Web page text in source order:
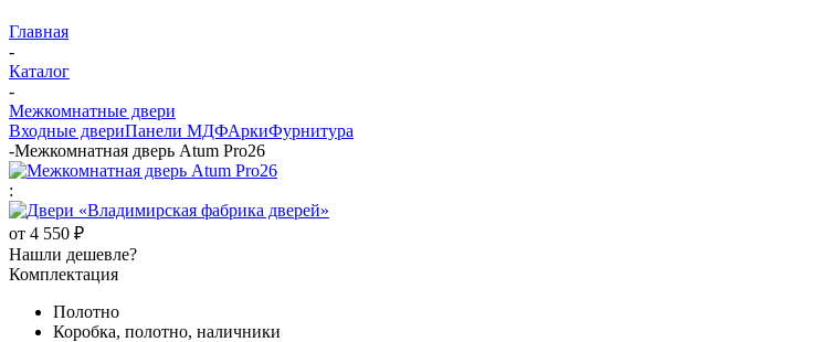
Главная
-
Каталог
-
Межкомнатные двери
Входные двериПанели МДФАркиФурнитура
-Межкомнатная дверь Atum Pro26
:
от 4 550 ₽
Нашли дешевле?
Комплектация
Полотно
Коробка, полотно, наличники